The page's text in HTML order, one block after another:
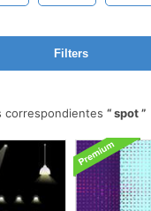
Filters
correspondientes
spot